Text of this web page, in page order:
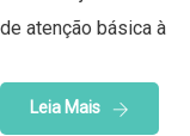
de atenção básica à
Leia Mais